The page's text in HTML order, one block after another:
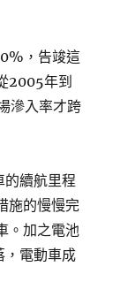
，告竣這
2005年到
滲入率才跨
的續航里程
施的慢慢完
。加之電池
，電動車成